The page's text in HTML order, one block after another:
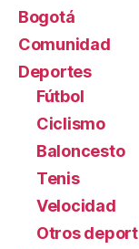
Bogotá
Comunidad
Deportes
Fútbol
Ciclismo
Baloncesto
Tenis
Velocidad
Otros